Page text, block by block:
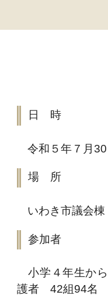
日 時
令和５年７月
場 所
いわき市議会棟
参加者
小学４年生か
護者 42組94名